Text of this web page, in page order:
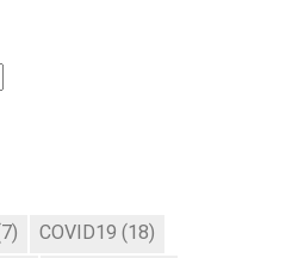
COVID19 (18)